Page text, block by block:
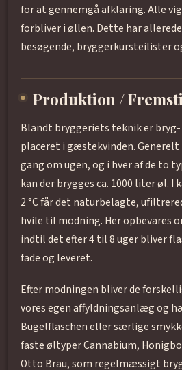
for at gennemgå afklaring. Alle
forbliver i øllen. Dette har
besøgende, bryggerkursteilister
Produktion /
Blandt bryggeriets teknik er
placeret i gæstekvinden. Generelt
gang om ugen, og i hver af de to
kan der brygges ca. 1000 liter øl.
2 °C får det naturbelagte,
hvile til modning. Her opbevares
indtil det efter 4 til 8 uger bliver
fade og leveret.
Efter modningen bliver de
vores egen affyldningsanlæg og
Bügelflaschen eller særlige
faste øltyper Cannabium,
Otto Bräu, som regelmæssigt